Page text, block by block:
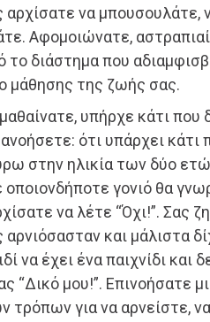
αρχίσατε να μπουσουλάτε,
Αφομοιώνατε,
το διάστημα που
μάθησης της ζωής σας.
υπήρχε κάτι που
ότι υπάρχει κάτι
στην ηλικία των δύο
γονιό θα
να λέτε “Όχι!”. Σας
αρνιόσασταν και μάλιστα
να έχει ένα παιχνίδι και
“Δικό μου!”. Επινοήσατε
τρόπων για να αρνείστε,